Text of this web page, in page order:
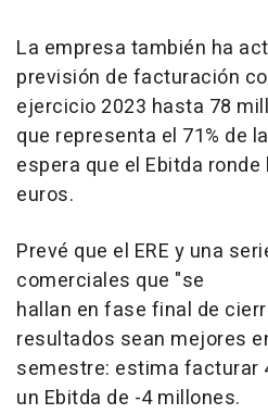
La empresa también ha
previsión de facturación
ejercicio 2023 hasta 78
que representa el 71% de
espera que el Ebitda
euros.
Prevé que el ERE y una
comerciales que "se
hallan en fase final de
resultados sean mejores
semestre: estima facturar
un Ebitda de -4 millones.